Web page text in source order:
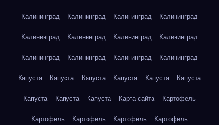
Калининград Калининград Калининград Калининград
Калининград Калининград Калининград Калининград
Калининград Калининград Калининград Калининград
Капуста Капуста Капуста Капуста Капуста Капуста
Капуста Капуста Капуста Карта сайта Картофель
Картофель Картофель Картофель Картофель